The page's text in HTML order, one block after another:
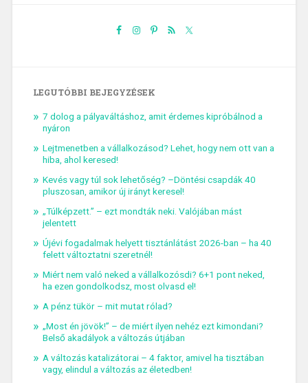
LEGUTÓBBI BEJEGYZÉSEK
7 dolog a pályaváltáshoz, amit érdemes kipróbálnod a
nyáron
Lejtmenetben a vállalkozásod? Lehet, hogy nem ott van a
hiba, ahol keresed!
Kevés vagy túl sok lehetőség? –Döntési csapdák 40
pluszosan, amikor új irányt keresel!
„Túlképzett.” – ezt mondták neki. Valójában mást
jelentett
Újévi fogadalmak helyett tisztánlátást 2026-ban – ha 40
felett változtatni szeretnél!
Miért nem való neked a vállalkozósdi? 6+1 pont neked,
ha ezen gondolkodsz, most olvasd el!
A pénz tükör – mit mutat rólad?
„Most én jövök!” – de miért ilyen nehéz ezt kimondani?
Belső akadályok a változás útjában
A változás katalizátorai – 4 faktor, amivel ha tisztában
vagy, elindul a változás az életedben!